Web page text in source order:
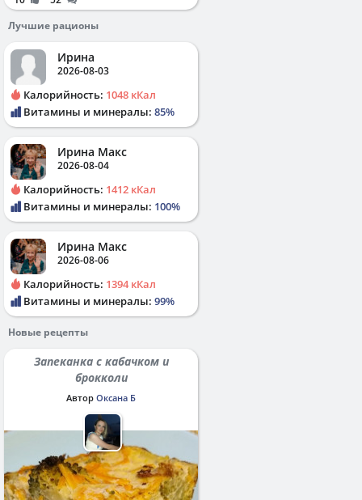
Лучшие рационы
Ирина
2026-08-03
Калорийность: 1048 кКал
Витамины и минералы: 85%
Ирина Макс
2026-08-04
Калорийность: 1412 кКал
Витамины и минералы: 100%
Ирина Макс
2026-08-06
Калорийность: 1394 кКал
Витамины и минералы: 99%
Новые рецепты
Запеканка с кабачком и
брокколи
Автор Оксана Б